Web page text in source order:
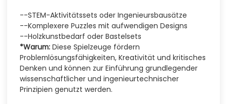
--STEM-Aktivitätssets oder Ingenieursbausätze
--Komplexere Puzzles mit aufwendigen Designs
--Holzkunstbedarf oder Bastelsets
*Warum:Diese Spielzeuge fördern
Problemlösungsfähigkeiten, Kreativität und kritisches
Denken und können zur Einführung grundlegender
wissenschaftlicher und ingenieurtechnischer
Prinzipien genutzt werden.